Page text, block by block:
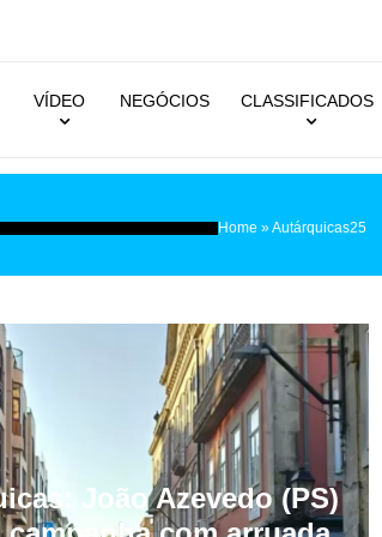
VÍDEO NEGÓCIOS CLASSIFICADOS
Home »Autárquicas25
João Azevedo (PS)